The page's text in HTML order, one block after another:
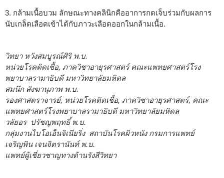
3. กล้ามเนื้อบวม ลักษณะทางคลินิกคืออาการกดเจ็บร่วมกับผลการ
นับเกล็ดเลือดเข้าได้กับภาวะเลือดออกในกล้ามเนื้อ.
วิทยา หวังสมบูรณ์ศิริ พ.บ.
หน่วยโรคติดเชื้อ, ภาควิชาอายุรศาสตร์ คณะแพทยศาสตร์โรง
พยาบาลรามาธิบดี มหาวิทยาลัยมหิดล
สมนึก สังฆานุภาพ พ.บ.
รองศาสตราจารย์, หน่วยโรคติดเชื้อ, ภาควิชาอายุรศาสตร์, คณะ
แพทยศาสตร์โรงพยาบาลรามาธิบดี มหาวิทยาลัยมหิดล
วลัยอร ปรัชญพฤทธิ์ พ.บ.
กลุ่มงานไบโอเอ็นจิเนียริ่ง สถาบันโรคผิวหนัง กรมการแพทย์
เจริญพิน เจนจิตรานันท์ พ.บ.
แพทย์ผู้เชี่ยวชาญทางด้านรังสีวิทยา